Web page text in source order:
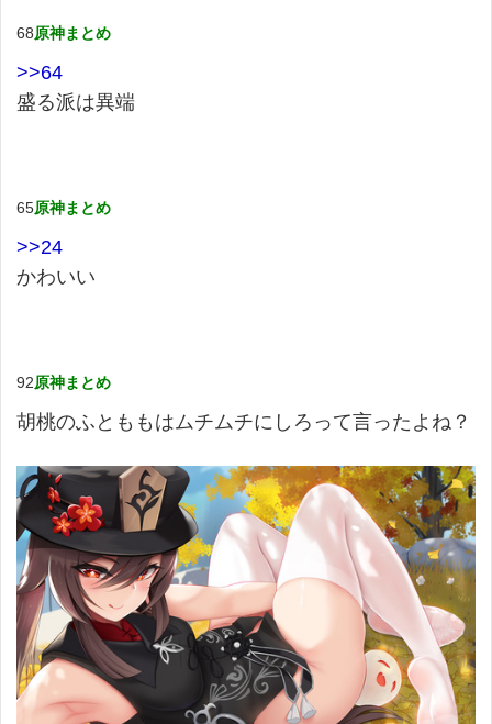
68原神まとめ
>>64
盛る派は異端
65原神まとめ
>>24
かわいい
92原神まとめ
胡桃のふとももはムチムチにしろって言ったよね？